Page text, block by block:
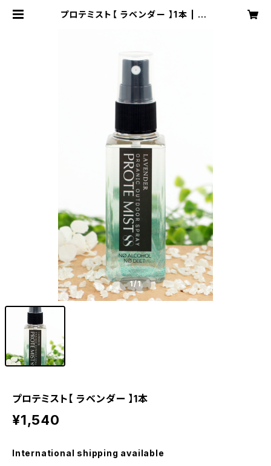
プロテミスト【 ラベンダー 】1本 | Be
1/1
プロテミスト【 ラベンダー 】1本
¥1,540
International shipping available